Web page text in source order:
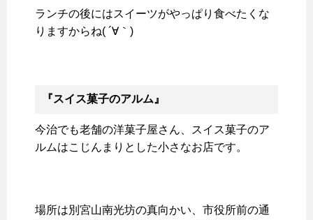
ランチの後にはスイーツがやっぱり食べたくな
りますからね( ´∀｀)
『スイス菓子のアルム』
今治でも老舗の洋菓子屋さん、スイス菓子のア
ルムはこじんまりとした小さなお店です。
場所は別宮山南光坊の真向かい、市役所前の通